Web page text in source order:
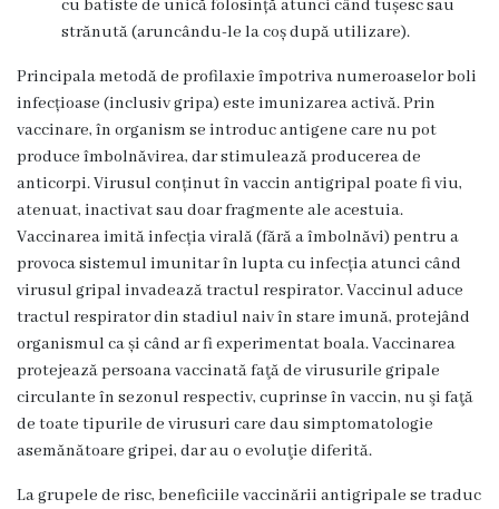
Părinților
Media
Apariții
în
presă
Galerie
foto
Video
Contacte
cu batiste de unică folosință atunci când tușesc sau
strănută (aruncându-le la coș după utilizare).
Principala metodă de profilaxie împotriva numeroaselor boli
infecțioase (inclusiv gripa) este imunizarea activă. Prin
vaccinare, în organism se introduc antigene care nu pot
produce îmbolnăvirea, dar stimulează producerea de
anticorpi. Virusul conținut în vaccin antigripal poate fi viu,
atenuat, inactivat sau doar fragmente ale acestuia.
Vaccinarea imită infecția virală (fără a îmbolnăvi) pentru a
provoca sistemul imunitar în lupta cu infecția atunci când
virusul gripal invadează tractul respirator. Vaccinul aduce
tractul respirator din stadiul naiv în stare imună, protejând
organismul ca și când ar fi experimentat boala. Vaccinarea
protejează persoana vaccinată faţă de virusurile gripale
circulante în sezonul respectiv, cuprinse în vaccin, nu şi faţă
de toate tipurile de virusuri care dau simptomatologie
asemănătoare gripei, dar au o evoluţie diferită.
La grupele de risc, beneficiile vaccinării antigripale se traduc